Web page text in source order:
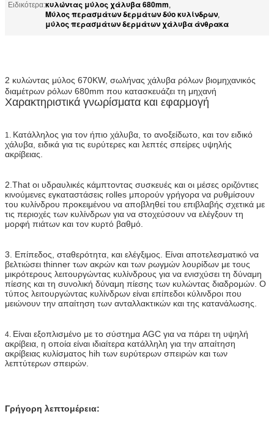
Ειδικότερα:κυλώντας μύλος χάλυβα 680mm,
Μύλος περασμάτων δερμάτων δύο κυλίνδρων,
μύλος περασμάτων δερμάτων χάλυβα άνθρακα
2 κυλώντας μύλος 670KW, σωλήνας χάλυβα ρόλων βιομηχανικός
διαμέτρων ρόλων 680mm που κατασκευάζει τη μηχανή
Χαρακτηριστικά γνωρίσματα και εφαρμογή
1. Κατάλληλος για τον ήπιο χάλυβα, το ανοξείδωτο, και τον ειδικό
χάλυβα, ειδικά για τις ευρύτερες και λεπτές σπείρες υψηλής
ακρίβειας.
2.That οι υδραυλικές κάμπτοντας συσκευές και οι μέσες οριζόντιες
κινούμενες εγκαταστάσεις rolles μπορούν γρήγορα να ρυθμίσουν
του κυλίνδρου προκειμένου να αποβληθεί του επιβλαβής σχετικά με
τις περιοχές των κυλίνδρων για να στοχεύσουν να ελέγξουν τη
μορφή πιάτων και τον κυρτό βαθμό.
3. Επίπεδος, σταθερότητα, και ελέγξιμος. Είναι αποτελεσματικό να
βελτιώσει thinner των ακρών και των ρωγμών λουρίδων με τους
μικρότερους λειτουργώντας κυλίνδρους για να ενισχύσει τη δύναμη
πίεσης και τη συνολική δύναμη πίεσης των κυλώντας διαδρομών. Ο
τύπος λειτουργώντας κυλίνδρων είναι επίπεδοι κύλινδροι που
μειώνουν την απαίτηση των ανταλλακτικών και της κατανάλωσης.
4. Είναι εξοπλισμένο με το σύστημα AGC για να πάρει τη υψηλή
ακρίβεια, η οποία είναι ιδιαίτερα κατάλληλη για την απαίτηση
ακρίβειας κυλίσματος hih των ευρύτερων σπειρών και των
λεπτύτερων σπειρών.
Γρήγορη λεπτομέρεια: